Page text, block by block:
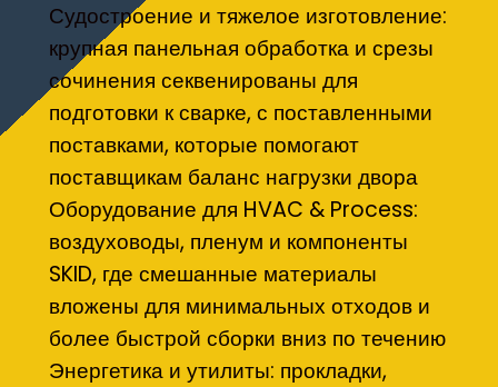
Судостроение и тяжелое изготовление:
крупная панельная обработка и срезы
сочинения секвенированы для
подготовки к сварке, с поставленными
поставками, которые помогают
поставщикам баланс нагрузки двора
Оборудование для HVAC & Process:
воздуховоды, пленум и компоненты
SKID, где смешанные материалы
вложены для минимальных отходов и
более быстрой сборки вниз по течению
Энергетика и утилиты: прокладки,